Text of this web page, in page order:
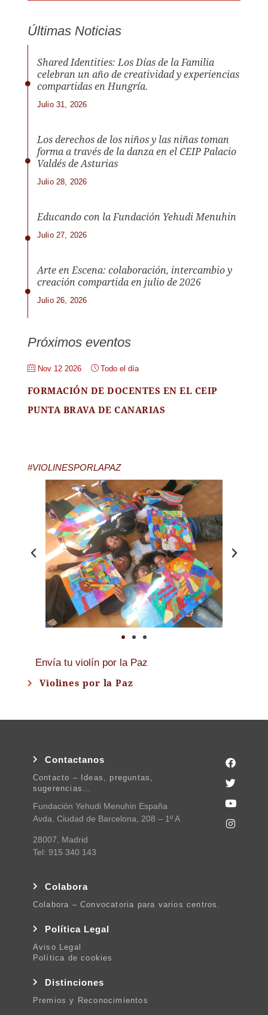
Últimas Noticias
Shared Identities: Los Días de la Familia
celebran un año de creatividad y experiencias
compartidas en Hungría.
Julio 31, 2026
Los derechos de los niños y las niñas toman
forma a través de la danza en el CEIP Palacio
Valdés de Asturias
Julio 28, 2026
Educando con la Fundación Yehudi Menuhin
Julio 27, 2026
Arte en Escena: colaboración, intercambio y
creación compartida en julio de 2026
Julio 26, 2026
Próximos eventos
Nov 12 2026 Todo el día
FORMACIÓN DE DOCENTES EN EL CEIP
PUNTA BRAVA DE CANARIAS
#VIOLINESPORLAPAZ
Envía tu violín por la Paz
Violines por la Paz
Contactanos
Contacto – Ideas, preguntas,
sugerencias…
Fundación Yehudi Menuhin España
Avda. Ciudad de Barcelona, 208 – 1º A
28007, Madrid
Tel: 915 340 143
Colabora
Colabora – Convocatoria para varios centros.
Política Legal
Aviso Legal
Política de cookies
Distinciones
Premios y Reconocimientos